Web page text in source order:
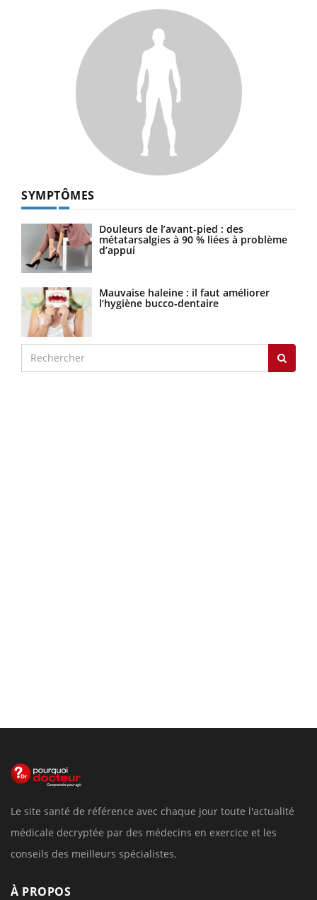
SYMPTÔMES
Douleurs de l’avant-pied : des
métatarsalgies à 90 % liées à problème
d’appui
Mauvaise haleine : il faut améliorer
l’hygiène bucco-dentaire
Le site santé de référence avec chaque jour toute l'actualité
médicale decryptée par des médecins en exercice et les
conseils des meilleurs spécialistes.
À PROPOS